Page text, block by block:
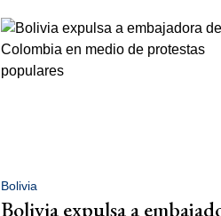
Bolivia
Bolivia expulsa a